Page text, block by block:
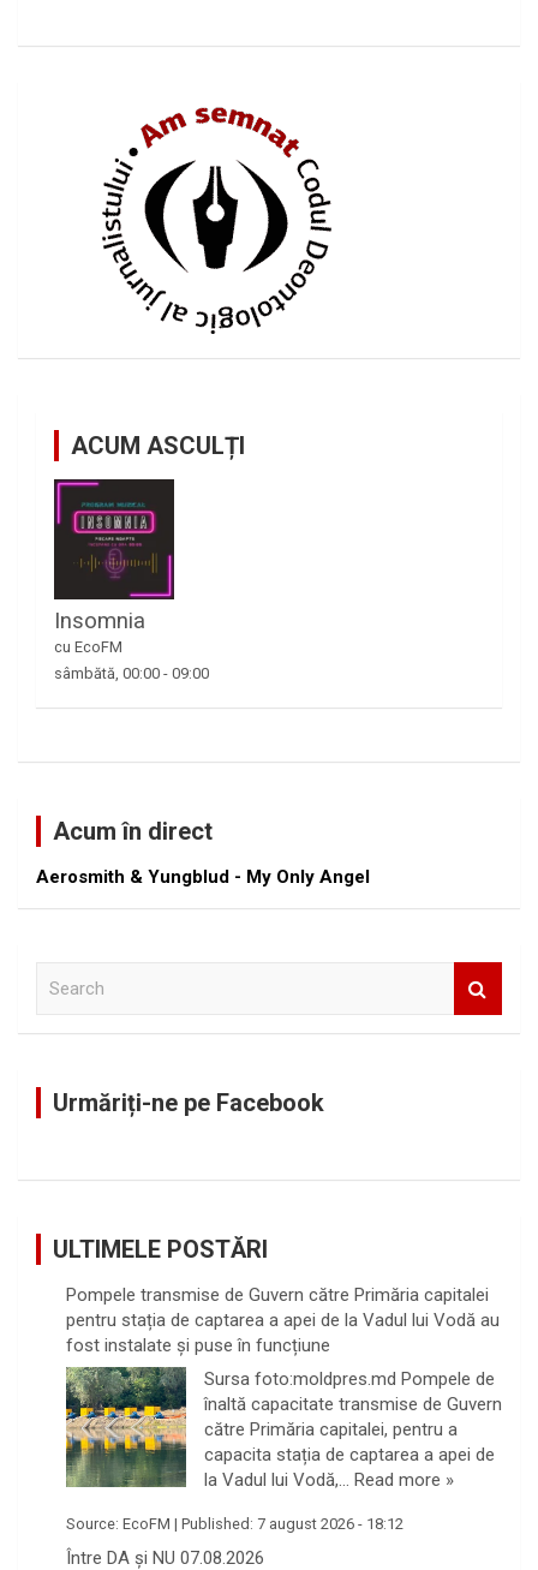
ACUM ASCULȚI
Insomnia
cu EcoFM
sâmbătă, 00:00 - 09:00
Acum în direct
Aerosmith & Yungblud - My Only Angel
Urmăriți-ne pe Facebook
ULTIMELE POSTĂRI
Pompele transmise de Guvern către Primăria capitalei
pentru stația de captarea a apei de la Vadul lui Vodă au
fost instalate și puse în funcțiune
Sursa foto:moldpres.md Pompele de
înaltă capacitate transmise de Guvern
către Primăria capitalei, pentru a
capacita stația de captarea a apei de
la Vadul lui Vodă,… Read more »
Source: EcoFM | Published: 7 august 2026 - 18:12
Între DA și NU 07.08.2026